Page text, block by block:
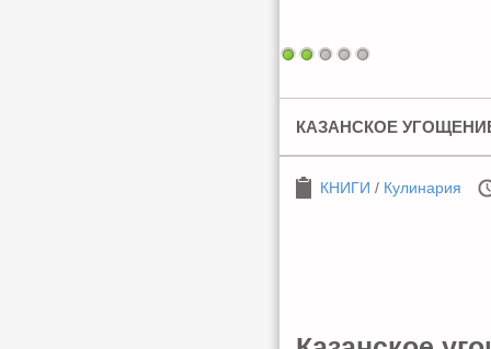
КАЗАНСКОЕ
КНИГИ / Кулинария